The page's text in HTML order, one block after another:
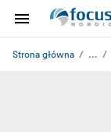
Strona główna ...